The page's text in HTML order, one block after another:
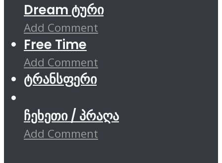
Dream ტური
Add Comment
Free Time
Add Comment
ტრანსფერი
ჩეხეთი / პრაღა
Add Comment